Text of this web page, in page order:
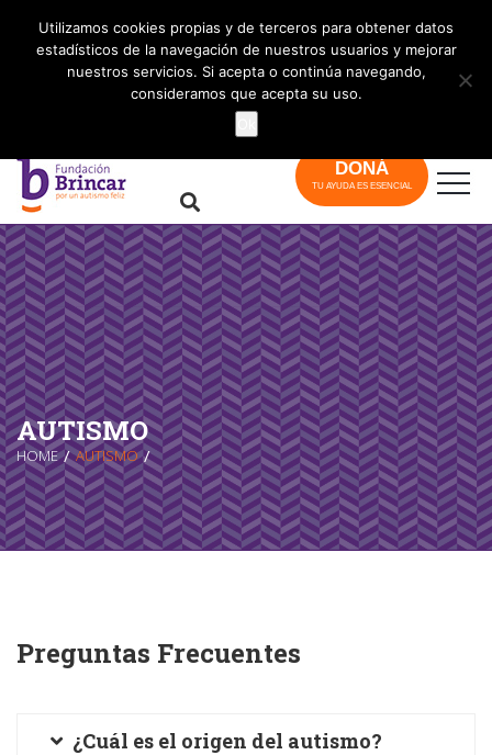
DONÁ
TU AYUDA ES ESENCIAL
AUTISMO
HOME AUTISMO
Preguntas Frecuentes
¿Cuál es el origen del autismo?
Utilizamos cookies propias y de terceros para obtener datos
estadísticos de la navegación de nuestros usuarios y mejorar
nuestros servicios. Si acepta o continúa navegando,
consideramos que acepta su uso.